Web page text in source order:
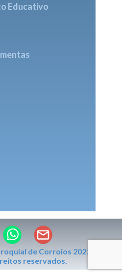
Educativo
de Corroios 2022.
reservados.